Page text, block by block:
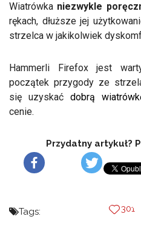
Wiatrówka niezwykle
rękach, dłuższe jej
strzelca w jakikolwiek
Hammerli Firefox jest
początek przygody ze
się uzyskać dobrą
cenie.
Przydatny artykuł?
Tags: 301